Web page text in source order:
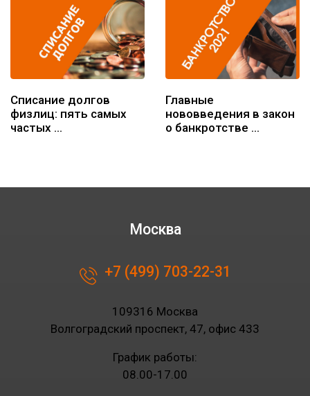
Списание долгов
физлиц: пять самых
частых …
Главные
нововведения в закон
о банкротстве …
Москва
+7 (499) 703-22-31
109316 Москва
Волгоградский проспект, 47, офис 433
График работы:
08.00-17.00